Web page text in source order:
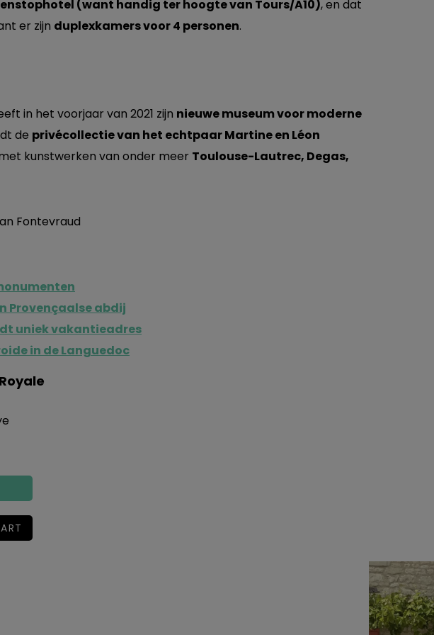
(want handig ter hoogte van Tours/A10), en dat
er zijn duplexkamers voor 4 personen.
in het voorjaar van 2021 zijn nieuwe museum voor moderne
de privécollectie van het echtpaar Martine en Léon
kunstwerken van onder meer Toulouse-Lautrec, Degas,
Provençaalse abdij
uniek vakantieadres
in de Languedoc